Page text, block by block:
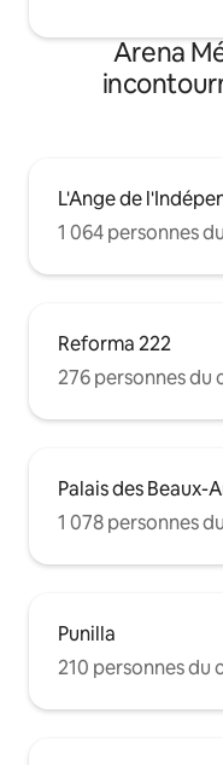
Arena
L'Ange de
1 064 personnes
Reforma 222
276 personnes
Palais des Beaux-
1 078 personnes
Punilla
210 personnes